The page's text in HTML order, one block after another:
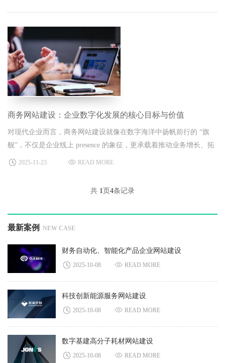
商务网站建设：企业数字化发展的核心目标与价值
对现代企业而言，商务网站建设就像在数字海洋中扬帆前行的 “旗
舰”，不仅是企业线上 presence 的象征，更承载着推动业务增长、拓
展商业边界的重要使命。
2025-11-23 READ MORE
共 1页 4条记录
最新案例 NEW CASE
财务自动化、智能化产品企业网站建设
2025-10-08 READ MORE
科技创新能源服务网站建设
2025-10-08 READ MORE
数字基建高分子耗材网站建设
2025-10-08 READ MORE